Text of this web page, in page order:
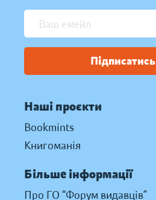
Підписатись
Наші проєкти
Bookmints
Книгоманія
Більше інформації
Про ГО “Форум видавців”